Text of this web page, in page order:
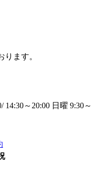
ます。
14:30～20:00 日曜 9:30～